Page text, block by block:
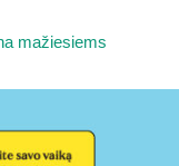
mažiesiems